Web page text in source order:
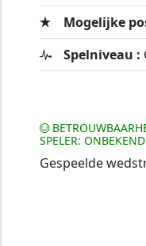
Mogelijke
Spelniveau :
SPELER: ONBEKEND
Gespeelde